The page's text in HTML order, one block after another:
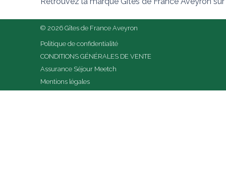
© 2026 Gîtes de France Aveyron
Politique de confidentialité
CONDITIONS GÉNÉRALES DE VENTE
Assurance Séjour Meetch
Mentions légales